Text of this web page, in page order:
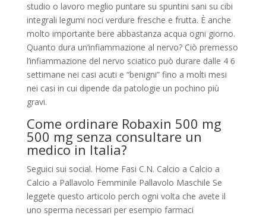
studio o lavoro meglio puntare su spuntini sani su cibi
integrali legumi noci verdure fresche e frutta. È anche
molto importante bere abbastanza acqua ogni giorno.
Quanto dura un’infiammazione al nervo? Ciò premesso
l’infiammazione del nervo sciatico può durare dalle 4 6
settimane nei casi acuti e “benigni” fino a molti mesi
nei casi in cui dipende da patologie un pochino più
gravi.
Come ordinare Robaxin 500 mg
500 mg senza consultare un
medico in Italia?
Seguici sui social. Home Fasi C.N. Calcio a Calcio a
Calcio a Pallavolo Femminile Pallavolo Maschile Se
leggete questo articolo perch ogni volta che avete il
uno sperma necessari per esempio farmaci